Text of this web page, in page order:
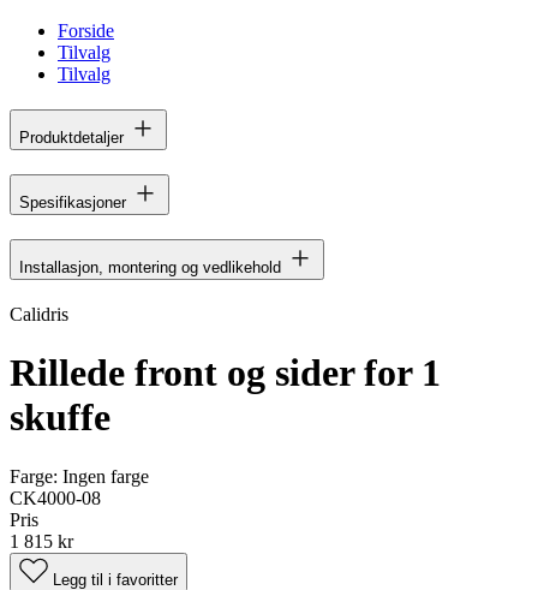
Forside
Tilvalg
Tilvalg
Produktdetaljer
Spesifikasjoner
Installasjon, montering og vedlikehold
Calidris
Rillede front og sider for 1
skuffe
Farge: Ingen farge
CK4000-08
Pris
1 815 kr
Legg til i favoritter